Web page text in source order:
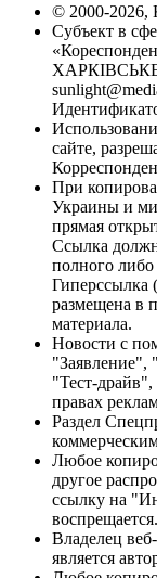
© 2000-2026,
Субъект в
ХАРКІВСЬКЕ
сайте,
При
Украины и
прямая
Ссылка
полного либо
Гиперссылка
размещена в
материала.
Новости с
"Тест-
правах
Раздел
Любое
другое
ссылку на
воспрещается.
Владелец
является